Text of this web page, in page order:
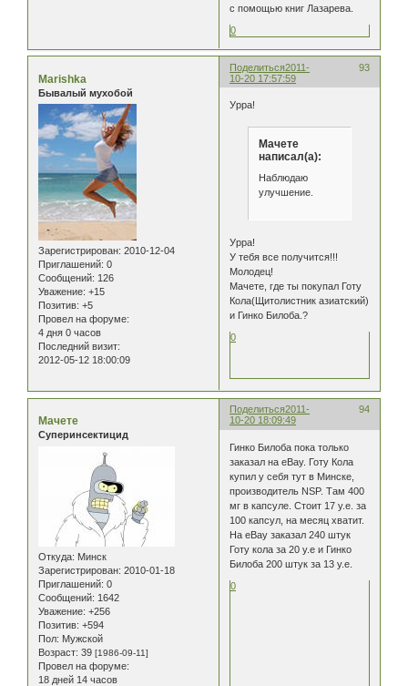
с помощью книг Лазарева.
0
Поделиться 93
2011-
10-20 17:57:59
Marishka
Бывалый мухобой
Зарегистрирован: 2010-12-04
Приглашений: 0
Сообщений: 126
Уважение: +15
Позитив: +5
Провел на форуме:
4 дня 0 часов
Последний визит:
2012-05-12 18:00:09
Урра!
Мачете
написал(а):
Наблюдаю
улучшение.
Урра!
У тебя все получится!!!
Молодец!
Мачете, где ты покупал Готу
Кола(Щитолистник азиатский)
и Гинко Билоба.?
0
Поделиться 94
2011-
10-20 18:09:49
Мачете
Суперинсектицид
Откуда: Минск
Зарегистрирован: 2010-01-18
Приглашений: 0
Сообщений: 1642
Уважение: +256
Позитив: +594
Пол: Мужской
Возраст: 39 [1986-09-11]
Провел на форуме:
18 дней 14 часов
Гинко Билоба пока только
заказал на eBay. Готу Кола
купил у себя тут в Минске,
производитель NSP. Там 400
мг в капсуле. Стоит 17 у.е. за
100 капсул, на месяц хватит.
На eBay заказал 240 штук
Готу кола за 20 у.е и Гинко
Билоба 200 штук за 13 у.е.
0